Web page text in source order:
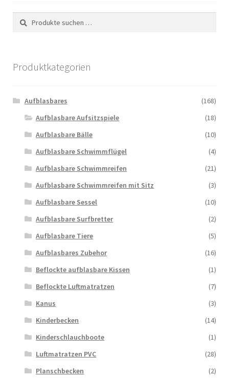
Suchen
nach:
Suchen
Produktkategorien
Aufblasbares
(168)
Aufblasbare Aufsitzspiele
(18)
Aufblasbare Bälle
(10)
Aufblasbare Schwimmflügel
(4)
Aufblasbare Schwimmreifen
(21)
Aufblasbare Schwimmreifen mit Sitz
(3)
Aufblasbare Sessel
(10)
Aufblasbare Surfbretter
(2)
Aufblasbare Tiere
(5)
Aufblasbares Zubehor
(16)
Beflockte aufblasbare Kissen
(1)
Beflockte Luftmatratzen
(7)
Kanus
(3)
Kinderbecken
(14)
Kinderschlauchboote
(1)
Luftmatratzen PVC
(28)
Planschbecken
(2)